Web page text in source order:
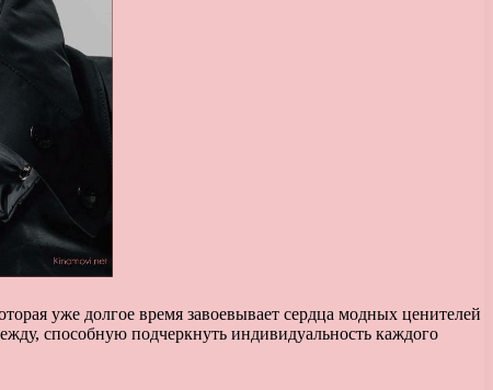
уже долгое время завоевывает сердца модных ценителей
способную подчеркнуть индивидуальность каждого